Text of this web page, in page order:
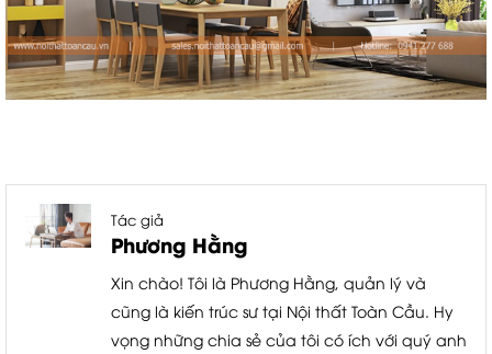
Tác giả
Phương Hằng
Xin chào! Tôi là Phương Hằng, quản lý và
cũng là kiến trúc sư tại Nội thất Toàn Cầu. Hy
vọng những chia sẻ của tôi có ích với quý anh